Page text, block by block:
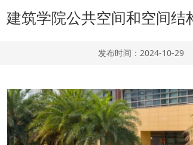
筑学院公共空间和空间
发布时间： 2024-10-29